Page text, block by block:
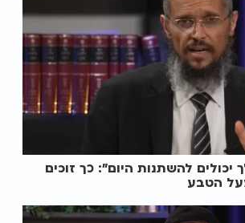
יכולים להשתנות היום": כך זוכים
הטבע